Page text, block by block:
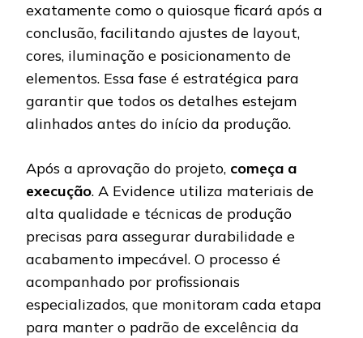
exatamente como o quiosque ficará após a
conclusão, facilitando ajustes de layout,
cores, iluminação e posicionamento de
elementos. Essa fase é estratégica para
garantir que todos os detalhes estejam
alinhados antes do início da produção.
Após a aprovação do projeto, começa a
execução. A Evidence utiliza materiais de
alta qualidade e técnicas de produção
precisas para assegurar durabilidade e
acabamento impecável. O processo é
acompanhado por profissionais
especializados, que monitoram cada etapa
para manter o padrão de excelência da